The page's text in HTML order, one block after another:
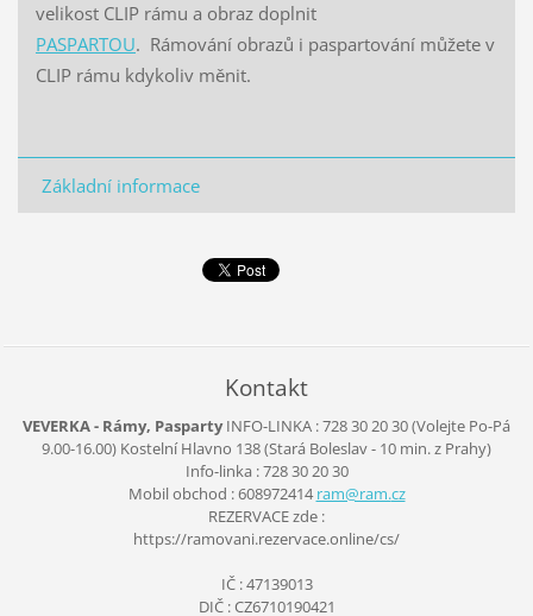
velikost CLIP rámu a obraz doplnit
PASPARTOU. Rámování obrazů i paspartování můžete v
CLIP rámu kdykoliv měnit.
Základní informace
Kontakt
VEVERKA - Rámy, Pasparty INFO-LINKA : 728 30 20 30 (Volejte Po-Pá
9.00-16.00) Kostelní Hlavno 138(Stará Boleslav - 10 min. z Prahy)
Info-linka : 728 30 20 30
Mobil obchod : 608972414ram@ram.cz
REZERVACE zde :
https://ramovani.rezervace.online/cs/
IČ : 47139013
DIČ : CZ6710190421